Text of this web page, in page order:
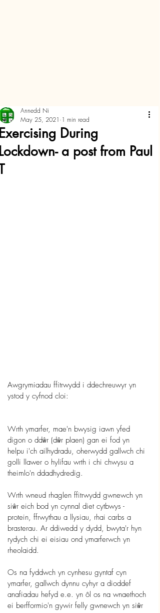
During
a post from Paul
Annedd Ni
May 25, 2021 1 min read
Awgrymiadau ffitrwydd i ddechreuwyr yn
ystod y cyfnod cloi:
Wrth ymarfer, mae'n bwysig iawn yfed
digon o ddŵr (dŵr plaen) gan ei fod yn
helpu i'ch ailhydradu, oherwydd gallwch chi
golli llawer o hylifau wrth i chi chwysu a
theimlo'n ddadhydredig.
Wrth wneud rhaglen ffitrwydd gwnewch yn
siŵr eich bod yn cynnal diet cytbwys -
protein, ffrwythau a llysiau, rhai carbs a
brasterau. Ar ddiwedd y dydd, bwyta'r hyn
rydych chi ei eisiau ond ymarferwch yn
rheolaidd.
Os na fyddwch yn cynhesu gyntaf cyn
ymarfer, gallwch dynnu cyhyr a dioddef
anafiadau hefyd e.e. yn ôl os na wnaethoch
ei berfformio'n gywir felly gwnewch yn siŵr